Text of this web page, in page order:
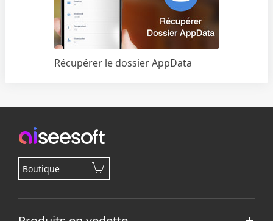
Récupérer le dossier AppData
Boutique